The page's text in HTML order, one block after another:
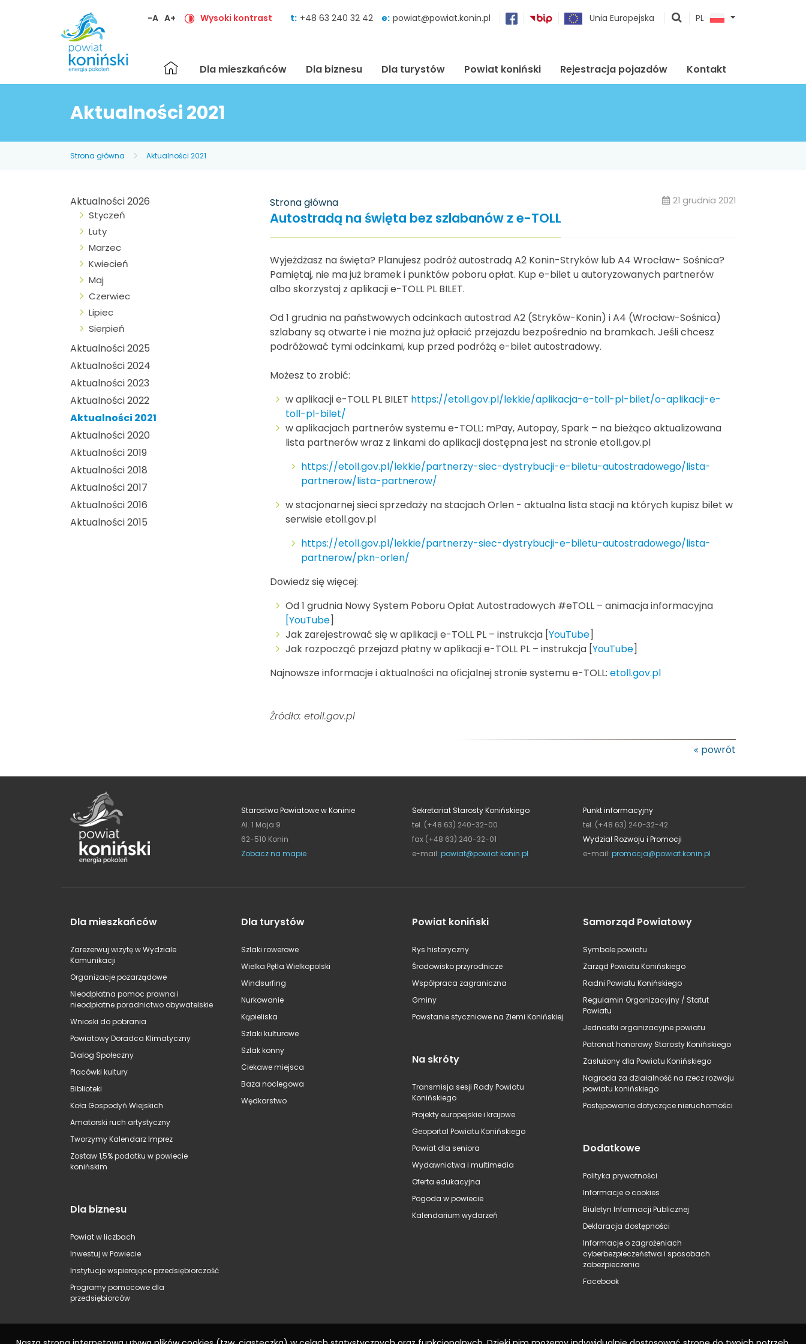
-A A+ Wysoki kontrast t: +48 63 240 32 42 e: powiat@powiat.konin.pl Unia Europejska
pokaż
PL
Strona
główna
Dla mieszkańców Dla biznesu Dla turystów Powiat koniński Rejestracja pojazdów Kontakt
Aktualności 2021
Strona główna Aktualności 2021
Aktualności 2026
Styczeń
Luty
Marzec
Kwiecień
Maj
Czerwiec
Lipiec
Sierpień
Aktualności 2025
Aktualności 2024
Aktualności 2023
Aktualności 2022
Aktualności 2021
Aktualności 2020
Aktualności 2019
Aktualności 2018
Aktualności 2017
Aktualności 2016
Aktualności 2015
Strona główna 21 grudnia 2021
Autostradą na święta bez szlabanów z e-TOLL
Wyjeżdżasz na święta? Planujesz podróż autostradą A2 Konin-Stryków lub A4 Wrocław- Sośnica?
Pamiętaj, nie ma już bramek i punktów poboru opłat. Kup e-bilet u autoryzowanych partnerów
albo skorzystaj z aplikacji e-TOLL PL BILET.
Od 1 grudnia na państwowych odcinkach autostrad A2 (Stryków-Konin) i A4 (Wrocław-Sośnica)
szlabany są otwarte i nie można już opłacić przejazdu bezpośrednio na bramkach. Jeśli chcesz
podróżować tymi odcinkami, kup przed podróżą e-bilet autostradowy.
Możesz to zrobić:
w aplikacji e-TOLL PL BILET https://etoll.gov.pl/lekkie/aplikacja-e-toll-pl-bilet/o-aplikacji-e-
toll-pl-bilet/
w aplikacjach partnerów systemu e-TOLL: mPay, Autopay, Spark – na bieżąco aktualizowana
lista partnerów wraz z linkami do aplikacji dostępna jest na stronie etoll.gov.pl
https://etoll.gov.pl/lekkie/partnerzy-siec-dystrybucji-e-biletu-autostradowego/lista-
partnerow/lista-partnerow/
w stacjonarnej sieci sprzedaży na stacjach Orlen - aktualna lista stacji na których kupisz bilet w
serwisie etoll.gov.pl
https://etoll.gov.pl/lekkie/partnerzy-siec-dystrybucji-e-biletu-autostradowego/lista-
partnerow/pkn-orlen/
Dowiedz się więcej:
Od 1 grudnia Nowy System Poboru Opłat Autostradowych #eTOLL – animacja informacyjna
[YouTube]
Jak zarejestrować się w aplikacji e-TOLL PL – instrukcja [YouTube]
Jak rozpocząć przejazd płatny w aplikacji e-TOLL PL – instrukcja [YouTube]
Najnowsze informacje i aktualności na oficjalnej stronie systemu e-TOLL: etoll.gov.pl
Źródło: etoll.gov.pl
powrót
Starostwo Powiatowe w Koninie
Al. 1 Maja 9
62-510 Konin
Zobacz na mapie
Sekretariat Starosty Konińskiego
tel. (+48 63) 240-32-00
fax (+48 63) 240-32-01
e-mail: powiat@powiat.konin.pl
Punkt informacyjny
tel. (+48 63) 240-32-42
Wydział Rozwoju i Promocji
e-mail: promocja@powiat.konin.pl
Dla mieszkańców
Zarezerwuj wizytę w Wydziale
Komunikacji
Organizacje pozarządowe
Nieodpłatna pomoc prawna i
nieodpłatne poradnictwo obywatelskie
Wnioski do pobrania
Powiatowy Doradca Klimatyczny
Dialog Społeczny
Placówki kultury
Biblioteki
Koła Gospodyń Wiejskich
Amatorski ruch artystyczny
Tworzymy Kalendarz Imprez
Zostaw 1,5% podatku w powiecie
konińskim
Dla biznesu
Powiat w liczbach
Inwestuj w Powiecie
Instytucje wspierające przedsiębiorczość
Programy pomocowe dla
przedsiębiorców
Dla turystów
Szlaki rowerowe
Wielka Pętla Wielkopolski
Windsurfing
Nurkowanie
Kąpieliska
Szlaki kulturowe
Szlak konny
Ciekawe miejsca
Baza noclegowa
Wędkarstwo
Powiat koniński
Rys historyczny
Środowisko przyrodnicze
Współpraca zagraniczna
Gminy
Powstanie styczniowe na Ziemi Konińskiej
Na skróty
Transmisja sesji Rady Powiatu
Konińskiego
Projekty europejskie i krajowe
Geoportal Powiatu Konińskiego
Powiat dla seniora
Wydawnictwa i multimedia
Oferta edukacyjna
Pogoda w powiecie
Kalendarium wydarzeń
Samorząd Powiatowy
Symbole powiatu
Zarząd Powiatu Konińskiego
Radni Powiatu Konińskiego
Regulamin Organizacyjny / Statut
Powiatu
Jednostki organizacyjne powiatu
Patronat honorowy Starosty Konińskiego
Zasłużony dla Powiatu Konińskiego
Nagroda za działalność na rzecz rozwoju
powiatu konińskiego
Postępowania dotyczące nieruchomości
Dodatkowe
Polityka prywatności
Informacje o cookies
Biuletyn Informacji Publicznej
Deklaracja dostępności
Informacje o zagrożeniach
cyberbezpieczeństwa i sposobach
zabezpieczenia
Facebook